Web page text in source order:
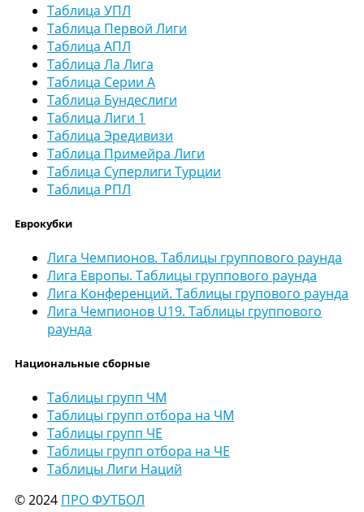
Таблица УПЛ
Таблица Первой Лиги
Таблица АПЛ
Таблица Ла Лига
Таблица Серии А
Таблица Бундеслиги
Таблица Лиги 1
Таблица Эредивизи
Таблица Примейра Лиги
Таблица Суперлиги Турции
Таблица РПЛ
Еврокубки
Лига Чемпионов. Таблицы группового раунда
Лига Европы. Таблицы группового раунда
Лига Конференций. Таблицы групового раунда
Лига Чемпионов U19. Таблицы группового
раунда
Национальные сборные
Таблицы групп ЧМ
Таблицы групп отбора на ЧМ
Таблицы групп ЧЕ
Таблицы групп отбора на ЧЕ
Таблицы Лиги Наций
© 2024 ПРО ФУТБОЛ